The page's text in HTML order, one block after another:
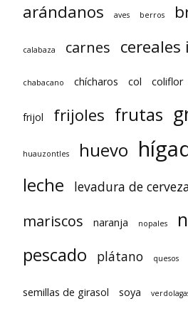
arándanos aves berros
calabaza carnes
chabacano chícharos col coliflor
frijol frijoles frutas
huauzontles huevo
leche levadura de
mariscos naranja nopales
pescado plátano quesos
semillas de girasol soya